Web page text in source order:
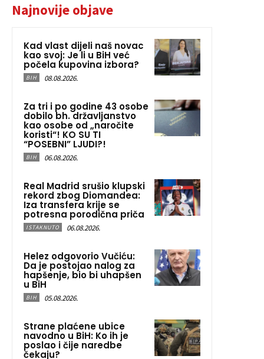
Najnovije objave
Kad vlast dijeli naš novac
kao svoj: Je li u BiH već
počela kupovina izbora?
BIH 08.08.2026.
Za tri i po godine 43 osobe
dobilo bh. državljanstvo
kao osobe od „naročite
koristi“! KO SU TI
“POSEBNI” LJUDI?!
BIH 06.08.2026.
Real Madrid srušio klupski
rekord zbog Diomandea:
Iza transfera krije se
potresna porodična priča
ISTAKNUTO 06.08.2026.
Helez odgovorio Vučiću:
Da je postojao nalog za
hapšenje, bio bi uhapšen
u BiH
BIH 05.08.2026.
Strane plaćene ubice
navodno u BiH: Ko ih je
poslao i čije naredbe
čekaju?